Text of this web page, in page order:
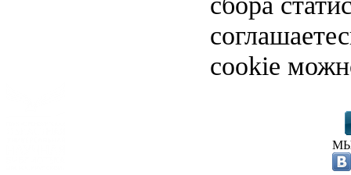
cookie